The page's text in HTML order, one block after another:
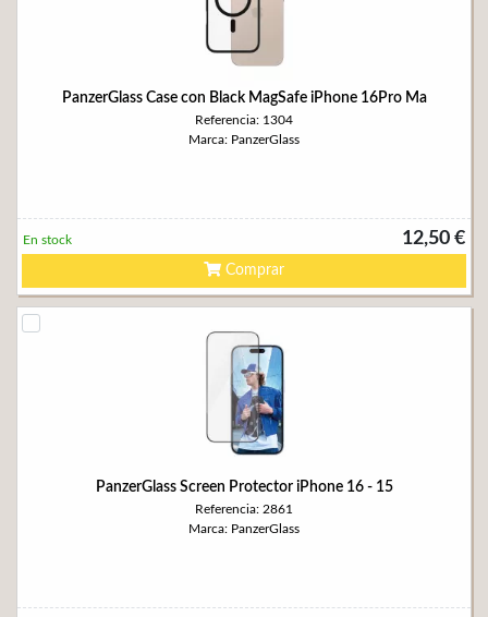
PanzerGlass Case con Black MagSafe iPhone 16Pro Ma
Referencia: 1304
Marca: PanzerGlass
12,50 €
En stock
Comprar
PanzerGlass Screen Protector iPhone 16 - 15
Referencia: 2861
Marca: PanzerGlass